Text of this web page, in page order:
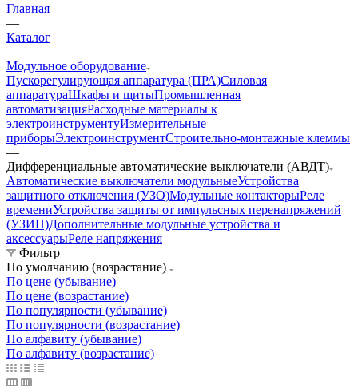
Главная
—
Каталог
—
Модульное оборудование
Пускорегулирующая аппаратура (ПРА)Силовая
аппаратураШкафы и щитыПромышленная
автоматизацияРасходные материалы к
электроинструментуИзмерительные
приборыЭлектроинструментСтроительно-монтажные клеммы
—
Дифференциальные автоматические выключатели (АВДТ)
Автоматические выключатели модульныеУстройства
защитного отключения (УЗО)Модульные контакторыРеле
времениУстройства защиты от импульсных перенапряжений
(УЗИП)Дополнительные модульные устройства и
аксессуарыРеле напряжения
Фильтр
По умолчанию (возрастание)
По цене (убывание)
По цене (возрастание)
По популярности (убывание)
По популярности (возрастание)
По алфавиту (убывание)
По алфавиту (возрастание)